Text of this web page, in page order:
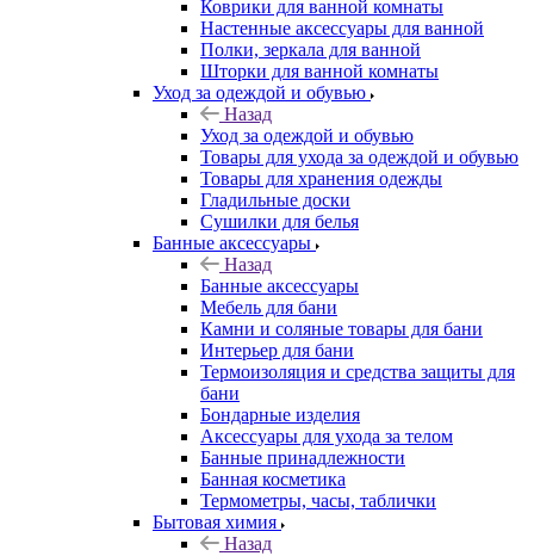
Коврики для ванной комнаты
Настенные аксессуары для ванной
Полки, зеркала для ванной
Шторки для ванной комнаты
Уход за одеждой и обувью
Назад
Уход за одеждой и обувью
Товары для ухода за одеждой и обувью
Товары для хранения одежды
Гладильные доски
Сушилки для белья
Банные аксессуары
Назад
Банные аксессуары
Мебель для бани
Камни и соляные товары для бани
Интерьер для бани
Термоизоляция и средства защиты для
бани
Бондарные изделия
Аксеcсуары для ухода за телом
Банные принадлежности
Банная косметика
Термометры, часы, таблички
Бытовая химия
Назад